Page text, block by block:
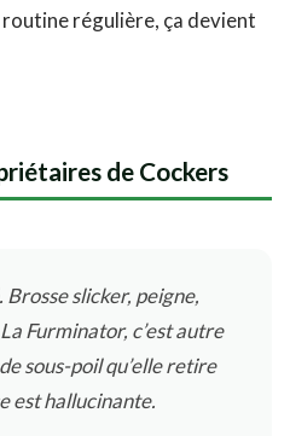
régulière, ça devient
de Cockers
Brosse slicker, peigne,
Furminator, c’est autre
sous-poil qu’elle retire
est hallucinante.